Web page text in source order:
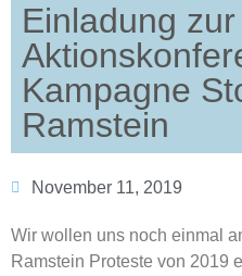
Einladung zur
Kampagne
Ramstein
November 11, 2019
Wir wollen uns noch einmal
Ramstein Proteste von 2019